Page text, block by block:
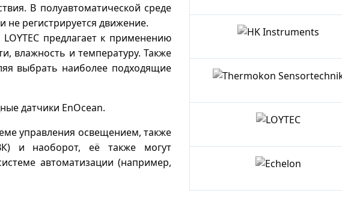
В полуавтоматической среде
не регистрируется движение.
предлагает к применению
влажность и температуру. Также
выбрать наиболее подходящие
датчики EnOcean.
управления освещением, также
и наоборот, её также могут
автоматизации (например,
iPECS
J&R
Technology
HK
Instruments
Thermokon
LOYTEC
Echelon